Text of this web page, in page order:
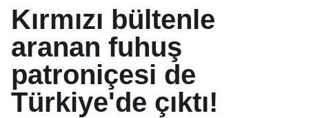
Kırmızı bültenle
aranan fuhuş
patroniçesi de
Türkiye'de çıktı!